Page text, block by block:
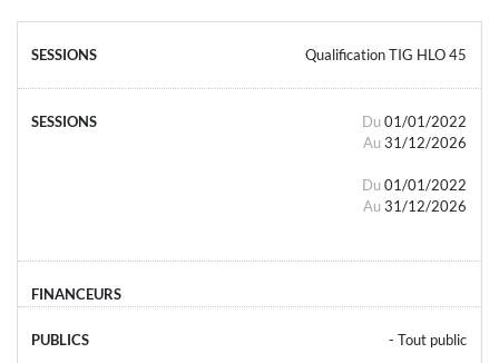
Qualification TIG HLO 45
Du 01/01/2022
Au 31/12/2026
Du 01/01/2022
Au 31/12/2026
- Tout public